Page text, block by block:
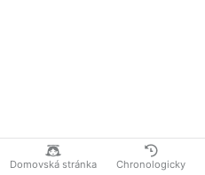
Domovská stránka Chronologicky